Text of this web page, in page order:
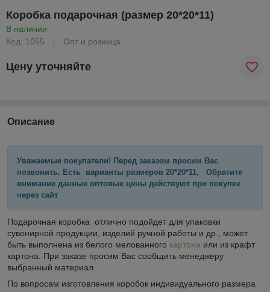
Коробка подарочная (размер 20*20*11)
В наличии
Код: 1055
Опт и розница
Цену уточняйте
Описание
Уважаемые покупатели! Перед заказом просим Вас
позвонить. Есть варианты размеров 20*20*11, Обратите
внимание данные оптовые цены действуют при покупке
через сайт
Подарочная коробка отлично подойдет для упаковки
сувенирной продукции, изделий ручной работы и др., может
быть выполнена из белого мелованного картона или из крафт
картона. При заказе просим Вас сообщить менеджеру
выбранный материал.
По вопросам изготовления коробок индивидуального размера